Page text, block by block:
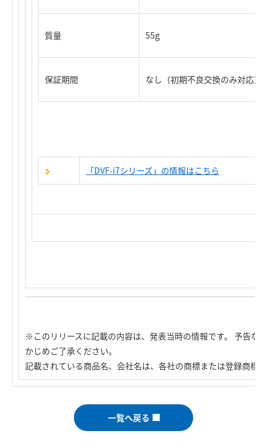
質量 55g
保証期間 なし（初期不良交換のみ対応）
「DVF-i7シリーズ」の情報はこちら
※このリリースに記載の内容は、発表当時の情報です。 予告な
かじめご了承ください。
記載されている商品名、会社名は、各社の商標または登録商標
一覧へ戻る